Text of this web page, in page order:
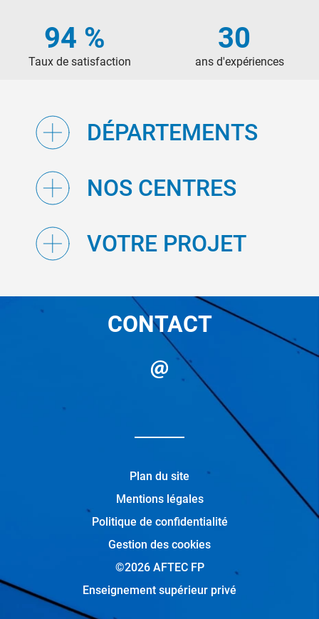
94 %
Taux de satisfaction
30
ans d'expériences
DÉPARTEMENTS
NOS CENTRES
VOTRE PROJET
CONTACT
Plan du site
Mentions légales
Politique de confidentialité
Gestion des cookies
©2026 AFTEC FP
Enseignement supérieur privé